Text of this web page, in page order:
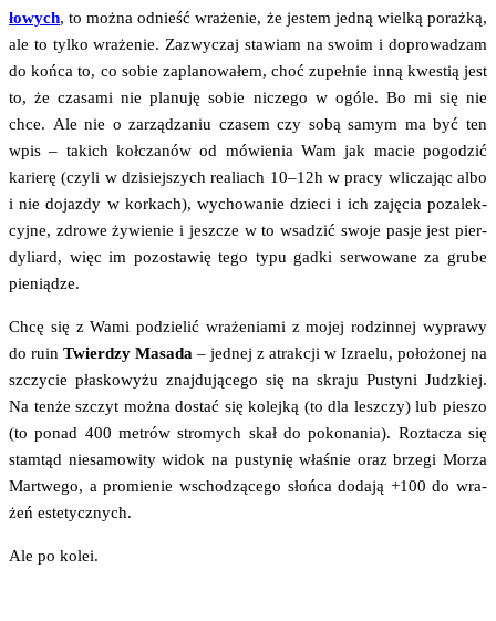
ło­wych, to moż­na odnieść wra­że­nie, że jestem jed­ną wiel­ką poraż­ką,
ale to tyl­ko wra­że­nie. Zazwy­czaj sta­wiam na swo­im i dopro­wa­dzam
do koń­ca to, co sobie zapla­no­wa­łem, choć zupeł­nie inną kwe­stią jest
to, że cza­sa­mi nie pla­nu­ję sobie nicze­go w ogó­le. Bo mi się nie
chce. Ale nie o zarzą­dza­niu cza­sem czy sobą samym ma być ten
wpis – takich koł­cza­nów od mówie­nia Wam jak macie pogo­dzić
karie­rę (czy­li w dzi­siej­szych realiach 10–12h w pra­cy wli­cza­jąc albo
i nie dojaz­dy w kor­kach), wycho­wa­nie dzie­ci i ich zaję­cia poza­lek­
cyj­ne, zdro­we żywie­nie i jesz­cze w to wsa­dzić swo­je pasje jest pier­
dy­liard, więc im pozo­sta­wię tego typu gad­ki ser­wo­wa­ne za gru­be
pieniądze.
Chcę się z Wami podzie­lić wra­że­nia­mi z mojej rodzin­nej wypra­wy
do ruin Twier­dzy Masa­da – jed­nej z atrak­cji w Izra­elu, poło­żo­nej na
szczy­cie pła­sko­wy­żu znaj­du­ją­ce­go się na skra­ju Pusty­ni Judz­kiej.
Na ten­że szczyt moż­na dostać się kolej­ką (to dla lesz­czy) lub pie­szo
(to ponad 400 metrów stro­mych skał do poko­na­nia). Roz­ta­cza się
stam­tąd nie­sa­mo­wi­ty widok na pusty­nię wła­śnie oraz brze­gi Morza
Mar­twe­go, a pro­mie­nie wscho­dzą­ce­go słoń­ca doda­ją +100 do wra­
żeń estetycznych.
Ale po kolei.